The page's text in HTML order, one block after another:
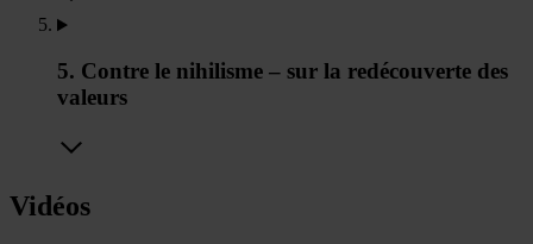
5. Contre le nihilisme – sur la redécouverte des
valeurs
Vidéos